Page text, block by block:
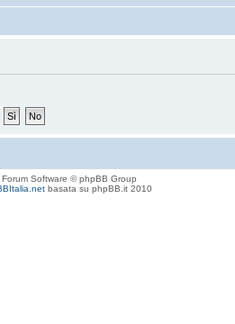
Software © phpBB Group
basata su phpBB.it 2010